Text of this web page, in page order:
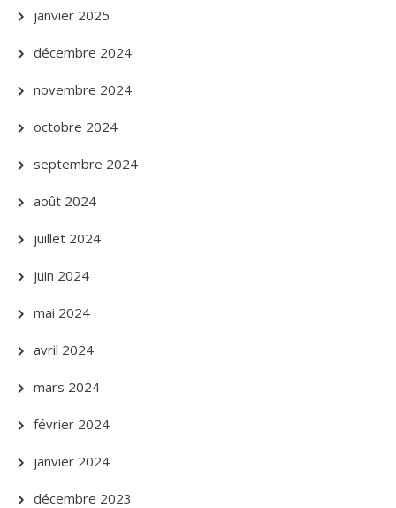
janvier 2025
décembre 2024
novembre 2024
octobre 2024
septembre 2024
août 2024
juillet 2024
juin 2024
mai 2024
avril 2024
mars 2024
février 2024
janvier 2024
décembre 2023